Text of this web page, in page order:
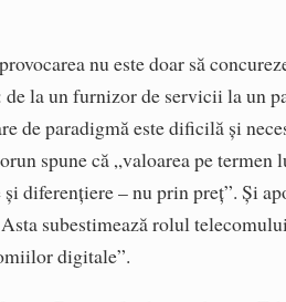
nu este doar să
de la un furnizor de servicii la un
de paradigmă este dificilă și
spune că „valoarea pe termen
diferențiere – nu prin preț”. Și
subestimează rolul
digitale”.